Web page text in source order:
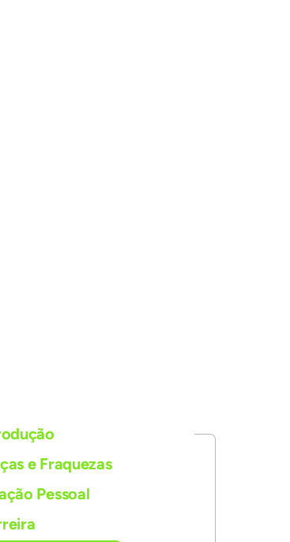
e compassivos. Eles são
a menos que alguém esteja
análise,
tornar o mundo um lugar melhor para os
vezes leem nas entrelinhas e buscam o
e fazem julgamentos com base
se concentram internamente, baseiam
e valores.
e Fraquezas
Pessoal